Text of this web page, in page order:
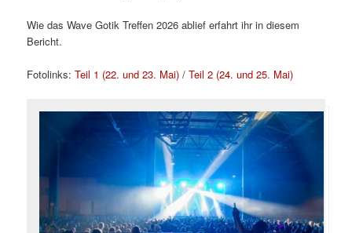
Wie das Wave Gotik Treffen 2026 ablief erfahrt ihr in diesem
Bericht.
Fotolinks:Teil 1 (22. und 23. Mai) /Teil 2 (24. und 25. Mai)